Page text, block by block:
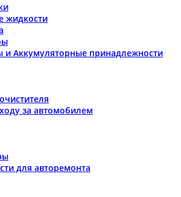
жидкости
и Аккумуляторные принадлежности
за автомобилем
для авторемонта